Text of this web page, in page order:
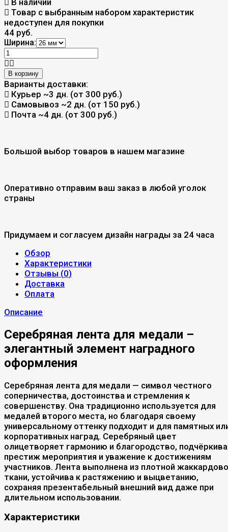
Товар с выбранным набором характеристик
недоступен для покупки
44 руб.
Ширина:
В корзину
Варианты доставки:
Курьер ~3 дн. (от 300 руб.)
Самовывоз ~2 дн. (от 150 руб.)
Почта ~4 дн. (от 300 руб.)
Большой выбор товаров в нашем магазине
Оперативно отправим ваш заказ в любой уголок
страны
Придумаем и согласуем дизайн награды за 24 часа
Обзор
Характеристики
Отзывы (0)
Доставка
Оплата
Описание
Серебряная лента для медали –
элегантный элемент наградного
оформления
Серебряная лента для медали — символ честного
соперничества, достоинства и стремления к
совершенству. Она традиционно используется для
медалей второго места, но благодаря своему
универсальному оттенку подходит и для памятных
корпоративных наград. Серебряный цвет
олицетворяет гармонию и благородство,
престиж мероприятия и уважение к достижениям
участников. Лента выполнена из плотной
ткани, устойчива к растяжению и выцветанию,
сохраняя презентабельный внешний вид даже при
длительном использовании.
Характеристики